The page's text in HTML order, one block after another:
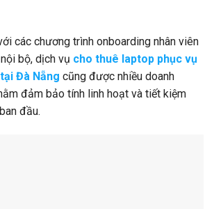
các chương trình onboarding nhân viên
bộ, dịch vụ cho thuê laptop phục vụ
Đà Nẵng cũng được nhiều doanh
đảm bảo tính linh hoạt và tiết kiệm
đầu.